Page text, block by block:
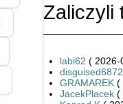
Zaliczyli
labi62 ( 2026-
disguised6872
GRAMAREK(
JacekPlacek(